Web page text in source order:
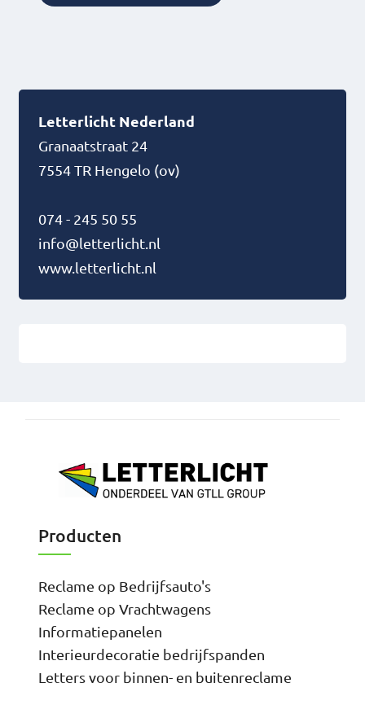
Letterlicht Nederland
Granaatstraat 24
7554 TR Hengelo (ov)
074 - 245 50 55
info@letterlicht.nl
www.letterlicht.nl
Producten
Reclame op Bedrijfsauto's
Reclame op Vrachtwagens
Informatiepanelen
Interieurdecoratie bedrijfspanden
Letters voor binnen- en buitenreclame